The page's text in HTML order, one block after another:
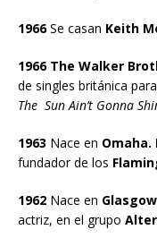
1966Se casan Keith
1966 The Walker
de singles británica
The Sun Ain’t Gonna
1963 Nace en Omaha.
fundador de los
1962 Nace en
actriz, en el grupo